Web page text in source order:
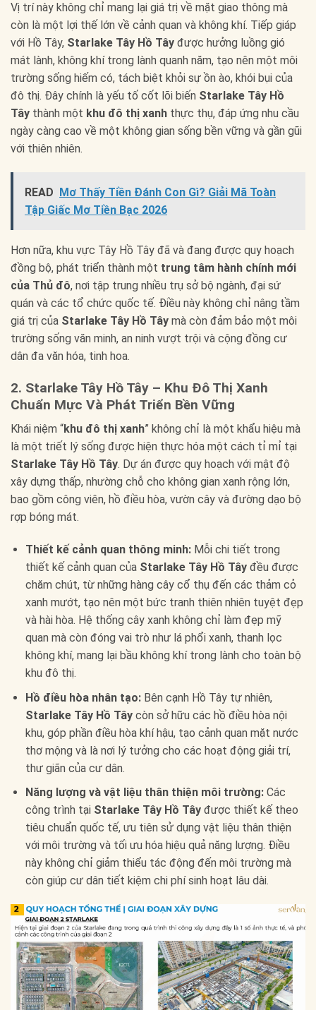
Vị trí này không chỉ mang lại giá trị về mặt giao thông mà
còn là một lợi thế lớn về cảnh quan và không khí. Tiếp giáp
với Hồ Tây, Starlake Tây Hồ Tây được hưởng luồng gió
mát lành, không khí trong lành quanh năm, tạo nên một môi
trường sống hiếm có, tách biệt khỏi sự ồn ào, khói bụi của
đô thị. Đây chính là yếu tố cốt lõi biến Starlake Tây Hồ
Tây thành một khu đô thị xanh thực thụ, đáp ứng nhu cầu
ngày càng cao về một không gian sống bền vững và gần gũi
với thiên nhiên.
READ Mơ Thấy Tiền Đánh Con Gì? Giải Mã Toàn
Tập Giấc Mơ Tiền Bạc 2026
Hơn nữa, khu vực Tây Hồ Tây đã và đang được quy hoạch
đồng bộ, phát triển thành một trung tâm hành chính mới
của Thủ đô, nơi tập trung nhiều trụ sở bộ ngành, đại sứ
quán và các tổ chức quốc tế. Điều này không chỉ nâng tầm
giá trị của Starlake Tây Hồ Tây mà còn đảm bảo một môi
trường sống văn minh, an ninh vượt trội và cộng đồng cư
dân đa văn hóa, tinh hoa.
2. Starlake Tây Hồ Tây – Khu Đô Thị Xanh
Chuẩn Mực Và Phát Triển Bền Vững
Khái niệm “khu đô thị xanh” không chỉ là một khẩu hiệu mà
là một triết lý sống được hiện thực hóa một cách tỉ mỉ tại
Starlake Tây Hồ Tây. Dự án được quy hoạch với mật độ
xây dựng thấp, nhường chỗ cho không gian xanh rộng lớn,
bao gồm công viên, hồ điều hòa, vườn cây và đường dạo bộ
rợp bóng mát.
Thiết kế cảnh quan thông minh:Mỗi chi tiết trong
thiết kế cảnh quan của Starlake Tây Hồ Tâyđều được
chăm chút, từ những hàng cây cổ thụ đến các thảm cỏ
xanh mướt, tạo nên một bức tranh thiên nhiên tuyệt đẹp
và hài hòa. Hệ thống cây xanh không chỉ làm đẹp mỹ
quan mà còn đóng vai trò như lá phổi xanh, thanh lọc
không khí, mang lại bầu không khí trong lành cho toàn bộ
khu đô thị.
Hồ điều hòa nhân tạo:Bên cạnh Hồ Tây tự nhiên,
Starlake Tây Hồ Tâycòn sở hữu các hồ điều hòa nội
khu, góp phần điều hòa khí hậu, tạo cảnh quan mặt nước
thơ mộng và là nơi lý tưởng cho các hoạt động giải trí,
thư giãn của cư dân.
Năng lượng và vật liệu thân thiện môi trường:Các
công trình tại Starlake Tây Hồ Tâyđược thiết kế theo
tiêu chuẩn quốc tế, ưu tiên sử dụng vật liệu thân thiện
với môi trường và tối ưu hóa hiệu quả năng lượng. Điều
này không chỉ giảm thiểu tác động đến môi trường mà
còn giúp cư dân tiết kiệm chi phí sinh hoạt lâu dài.